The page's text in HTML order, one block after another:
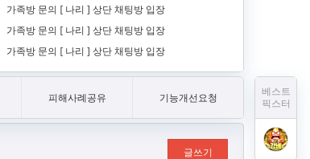
가족방 문의 [ 나리 ] 상단 채팅방 입장
가족방 문의 [ 나리 ] 상단 채팅방 입장
가족방 문의 [ 나리 ] 상단 채팅방 입장
베스트
픽스터
피해사례공유 기능개선요청
글쓰기